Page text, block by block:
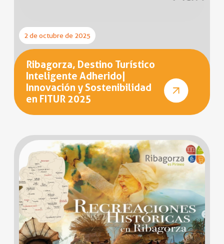
2 de octubre de 2025
Ribagorza, Destino Turístico
Inteligente Adherido|
Innovación y Sostenibilidad
en FITUR 2025